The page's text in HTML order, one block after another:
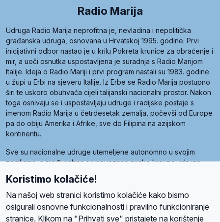
Radio Marija
Udruga Radio Marija neprofitna je, nevladina i nepolitička
građanska udruga, osnovana u Hrvatskoj 1995. godine. Prvi
inicijativni odbor nastao je u krilu Pokreta krunice za obraćenje i
mir, a uoči osnutka uspostavljena je suradnja s Radio Marijom
Italije. Ideja o Radio Mariji i prvi program nastali su 1983. godine
u župi u Erbi na sjeveru Italije. Iz Erbe se Radio Marija postupno
širi te uskoro obuhvaća cijeli talijanski nacionalni prostor. Nakon
toga osnivaju se i uspostavljaju udruge i radijske postaje s
imenom Radio Marija u četrdesetak zemalja, počevši od Europe
pa do obiju Amerika i Afrike, sve do Filipina na azijskom
kontinentu.
Sve su nacionalne udruge utemeljene autonomno u svojim
zemljama, a međusobna su povezane preko krovne udruge
Radio Maria). Svjetsku obitelj utemeljilo je sedam članica, među
kojima je i hrvatska Udruga Radio Marija.
Koristimo kolačiće!
Na našoj web stranici koristimo kolačiće kako bismo
osigurali osnovne funkcionalnosti i pravilno funkcioniranje
stranice. Klikom na "Prihvati sve" pristajete na korištenje